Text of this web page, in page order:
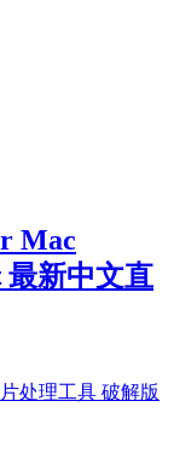
Mac
最新中文直